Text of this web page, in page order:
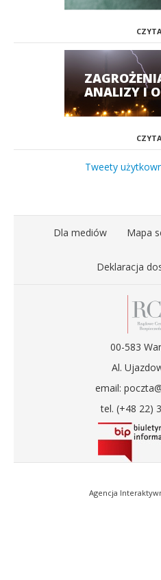
ANALIZY I
Tweety
Dla mediów Mapa
Deklaracja
00-583
Al.
email:
tel. (+48 22)
Agencja